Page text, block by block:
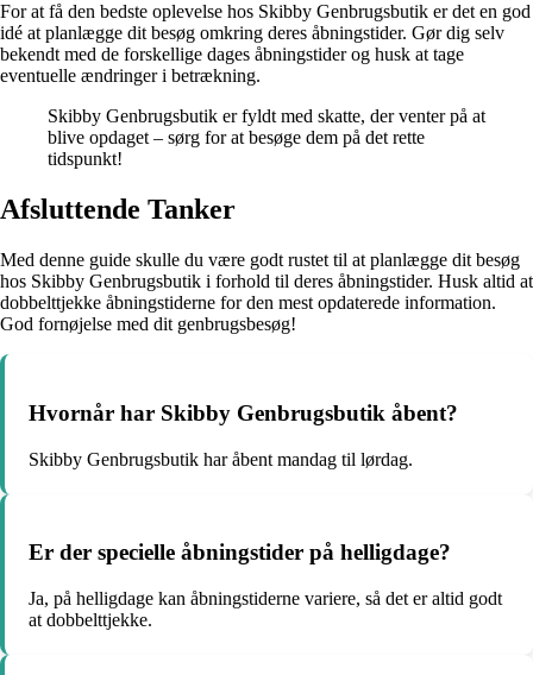
For at få den bedste oplevelse hos Skibby Genbrugsbutik er det en god
idé at planlægge dit besøg omkring deres åbningstider. Gør dig selv
bekendt med de forskellige dages åbningstider og husk at tage
eventuelle ændringer i betrækning.
Skibby Genbrugsbutik er fyldt med skatte, der venter på at
blive opdaget – sørg for at besøge dem på det rette
tidspunkt!
Afsluttende Tanker
Med denne guide skulle du være godt rustet til at planlægge dit besøg
hos Skibby Genbrugsbutik i forhold til deres åbningstider. Husk altid at
dobbelttjekke åbningstiderne for den mest opdaterede information.
God fornøjelse med dit genbrugsbesøg!
Hvornår har Skibby Genbrugsbutik åbent?
Skibby Genbrugsbutik har åbent mandag til lørdag.
Er der specielle åbningstider på helligdage?
Ja, på helligdage kan åbningstiderne variere, så det er altid godt
at dobbelttjekke.